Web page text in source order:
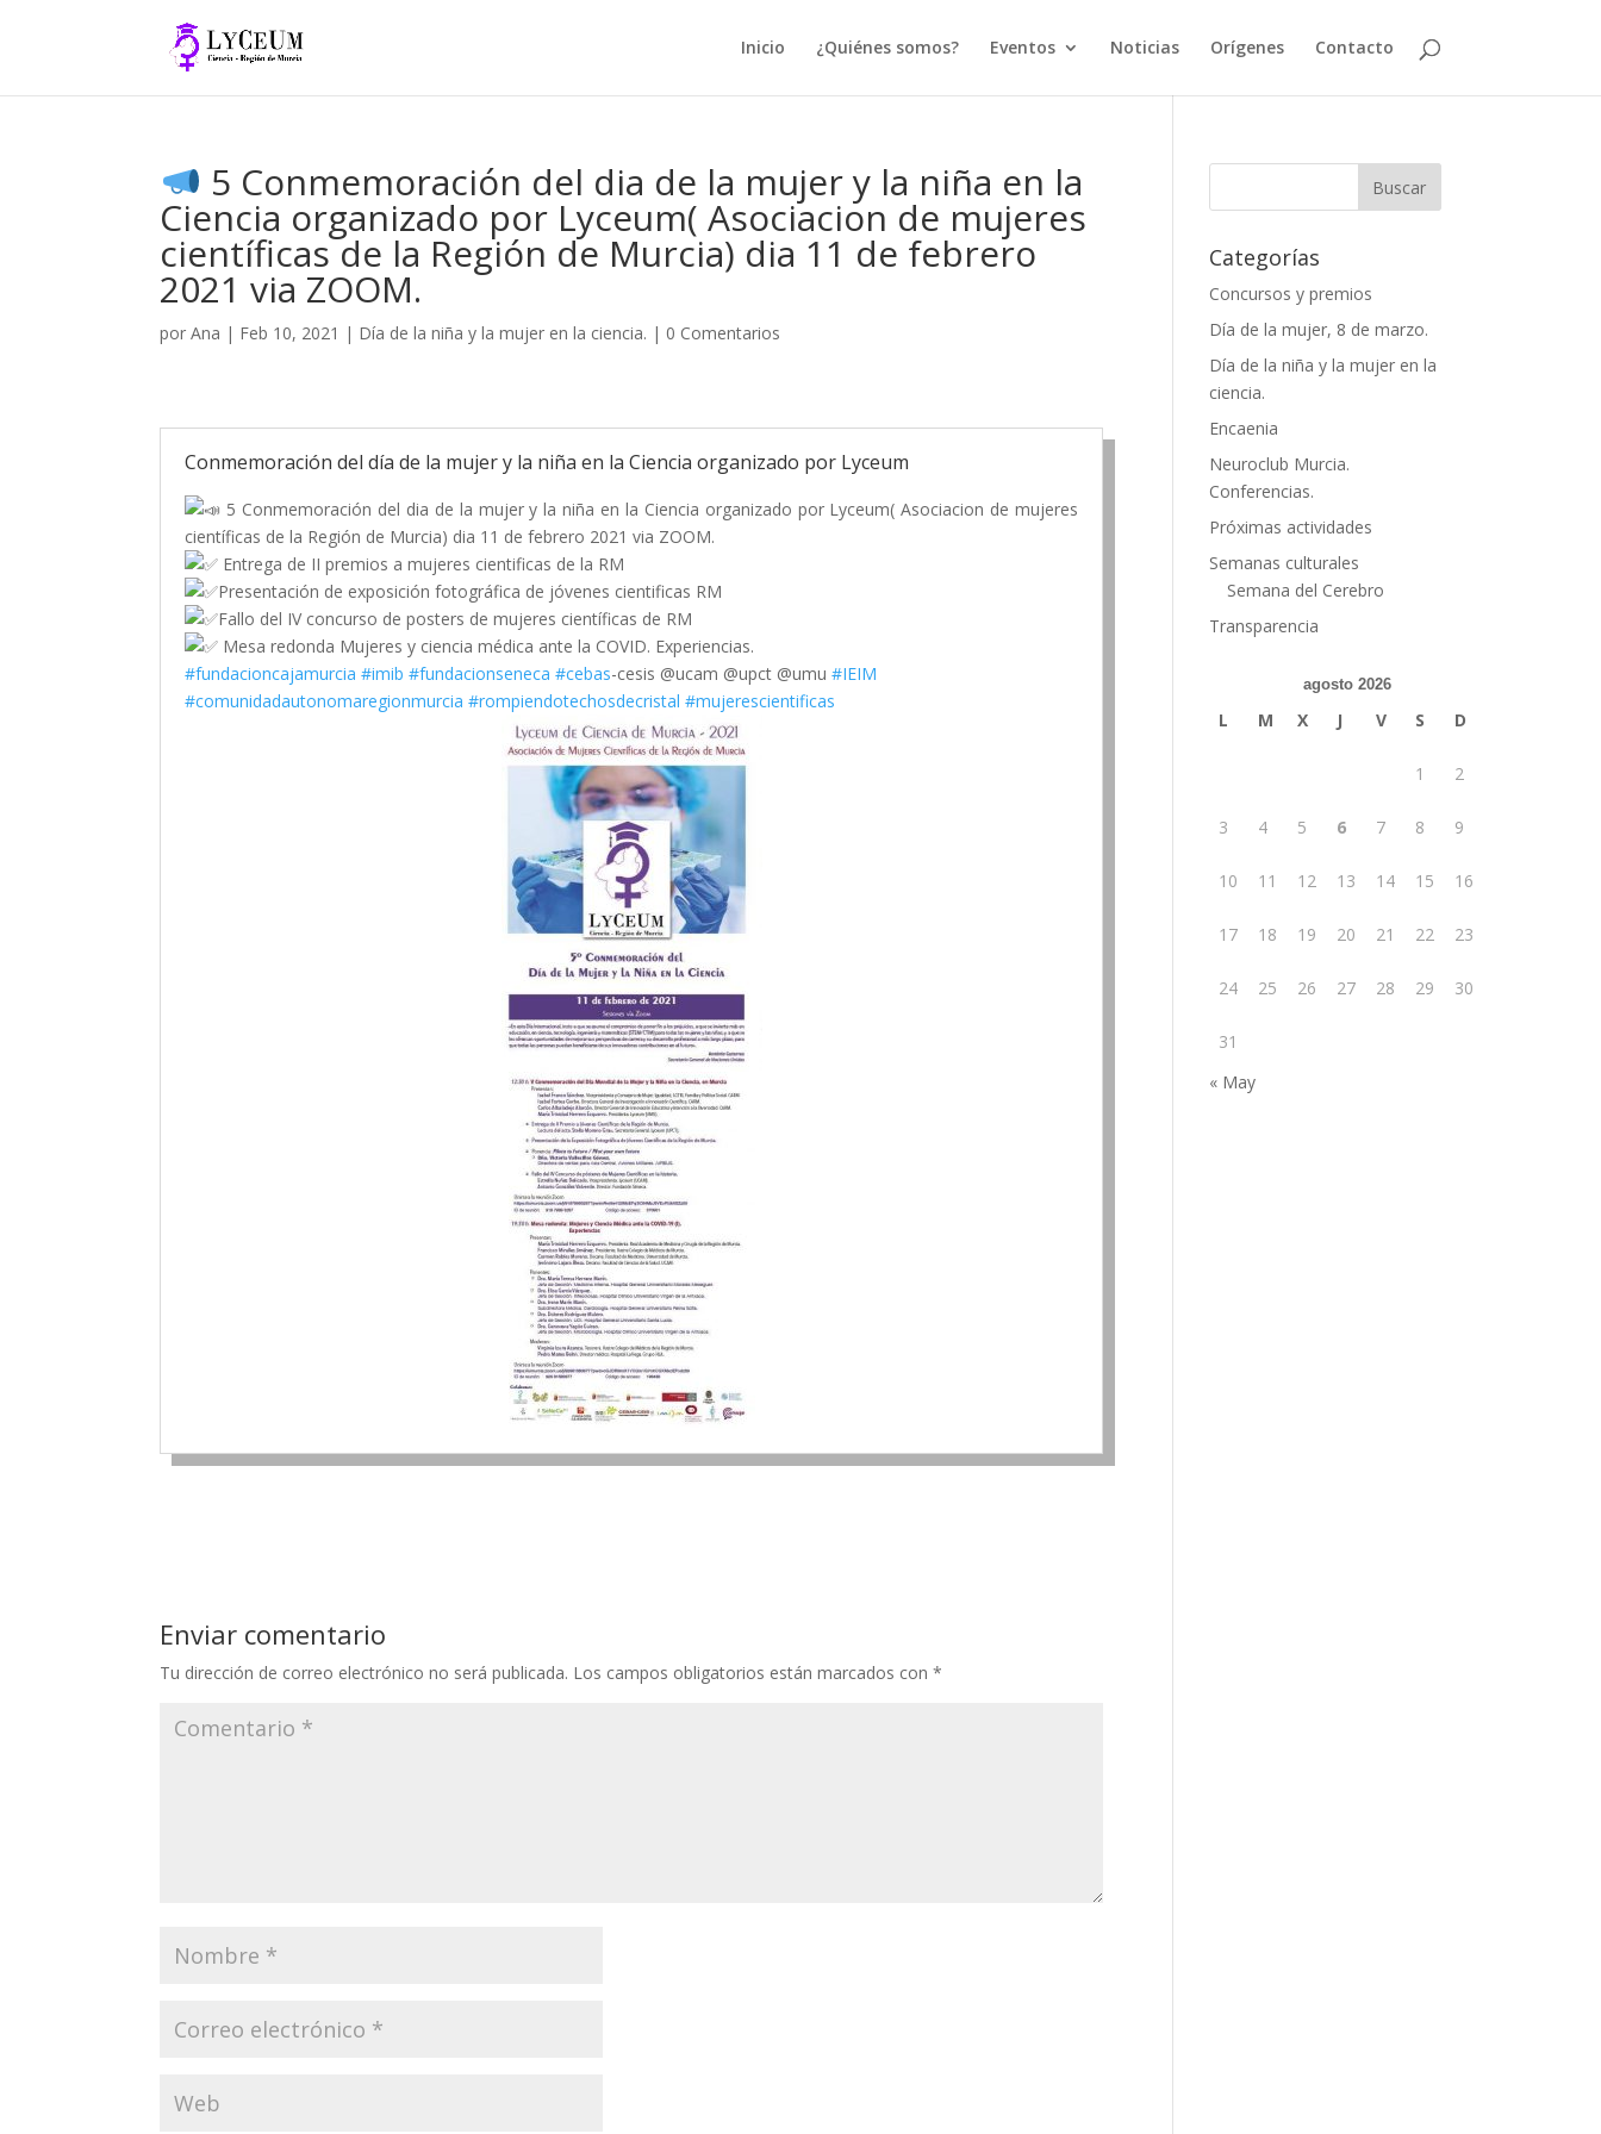
Inicio ¿Quiénes somos? Eventos Noticias Orígenes Contacto
5 Conmemoración del dia de la mujer y la niña en la
Ciencia organizado por Lyceum( Asociacion de mujeres
científicas de la Región de Murcia) dia 11 de febrero
2021 via ZOOM.
porAna | Feb 10, 2021 | Día de la niña y la mujer en la ciencia. | 0 Comentarios
Conmemoración del día de la mujer y la niña en la Ciencia organizado por Lyceum
5 Conmemoración del dia de la mujer y la niña en la Ciencia organizado por Lyceum( Asociacion de mujeres
científicas de la Región de Murcia) dia 11 de febrero 2021 via ZOOM.
Entrega de II premios a mujeres cientificas de la RM
Presentación de exposición fotográfica de jóvenes cientificas RM
Fallo del IV concurso de posters de mujeres científicas de RM
Mesa redonda Mujeres y ciencia médica ante la COVID. Experiencias.
#fundacioncajamurcia #imib #fundacionseneca #cebas-cesis @ucam @upct @umu#IEIM
#comunidadautonomaregionmurcia #rompiendotechosdecristal #mujerescientificas
Enviar comentario
Tu dirección de correo electrónico no será publicada. Los campos obligatorios están marcados con*
Categorías
Concursos y premios
Día de la mujer, 8 de marzo.
Día de la niña y la mujer en la
ciencia.
Encaenia
Neuroclub Murcia.
Conferencias.
Próximas actividades
Semanas culturales
Semana del Cerebro
Transparencia
agosto 2026
L M X J V S D
1 2
3 4 5 6 7 8 9
10 11 12 13 14 15 16
17 18 19 20 21 22 23
24 25 26 27 28 29 30
31
« May